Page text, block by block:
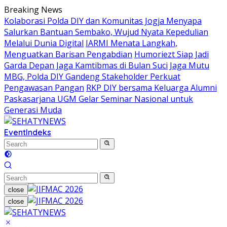
Skip
to
content
Breaking News
Kolaborasi Polda DIY dan Komunitas Jogja Menyapa
Salurkan Bantuan Sembako, Wujud Nyata Kepedulian
Melalui Dunia Digital IARMI Menata Langkah,
Menguatkan Barisan Pengabdian Humoriezt Siap Jadi
Garda Depan Jaga Kamtibmas di Bulan Suci Jaga Mutu
MBG, Polda DIY Gandeng Stakeholder Perkuat
Pengawasan Pangan RKP DIY bersama Keluarga Alumni
Paskasarjana UGM Gelar Seminar Nasional untuk
Generasi Muda
EventIndeks
close
close